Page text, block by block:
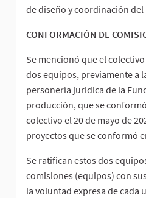
de diseño y coordinación
CONFORMACIÓN DE
Se mencionó que el
dos equipos, previamente a
personería jurídica de la
producción, que se
colectivo el 20 de mayo de
proyectos que se conformó
Se ratifican estos dos
comisiones (equipos) con
la voluntad expresa de cada